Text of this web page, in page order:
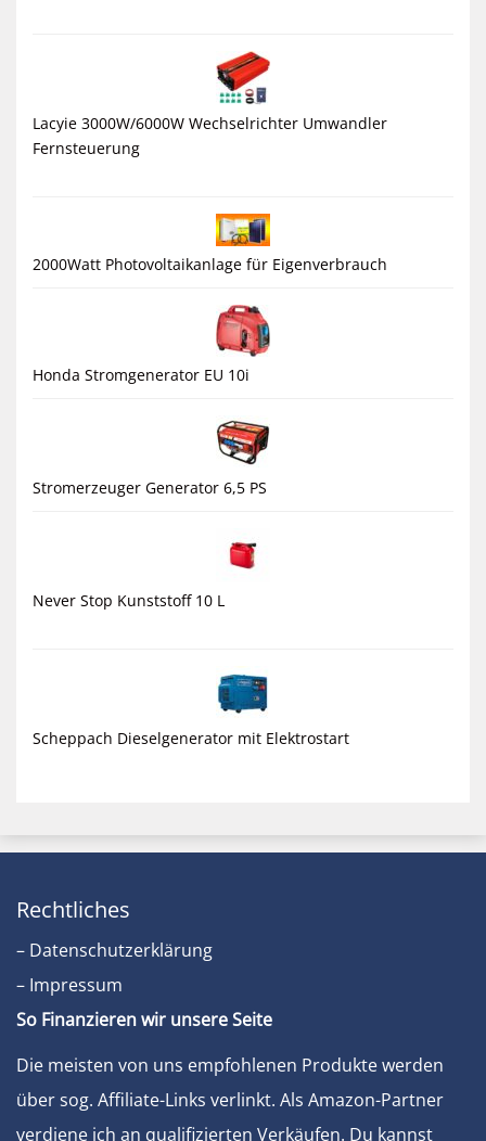
Lacyie 3000W/6000W Wechselrichter Umwandler
Fernsteuerung
2000Watt Photovoltaikanlage für Eigenverbrauch
Honda Stromgenerator EU 10i
Stromerzeuger Generator 6,5 PS
Never Stop Kunststoff 10 L
Scheppach Dieselgenerator mit Elektrostart
Rechtliches
– Datenschutzerklärung
– Impressum
So Finanzieren wir unsere Seite
Die meisten von uns empfohlenen Produkte werden
über sog. Affiliate-Links verlinkt. Als Amazon-Partner
verdiene ich an qualifizierten Verkäufen. Du kannst